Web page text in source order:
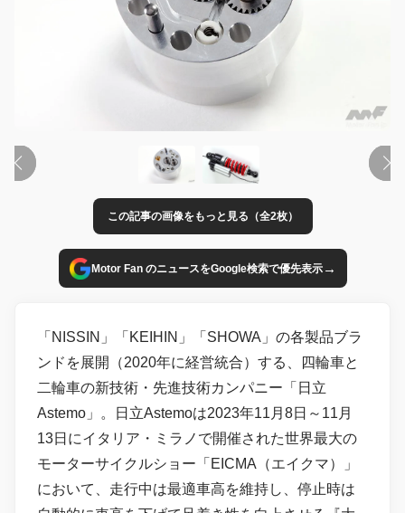
この記事の画像をもっと見る（全2枚）
Motor Fan のニュースをGoogle検索で優先表示→
「NISSIN」「KEIHIN」「SHOWA」の各製品ブラ
ンドを展開（2020年に経営統合）する、四輪車と
二輪車の新技術・先進技術カンパニー「日立
Astemo」。日立Astemoは2023年11月8日～11月
13日にイタリア・ミラノで開催された世界最大の
モーターサイクルショー「EICMA（エイクマ）」
において、走行中は最適車高を維持し、停止時は